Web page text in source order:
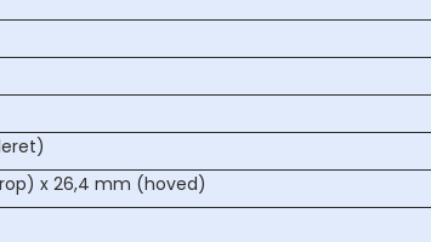
x 26,4 mm (hoved)